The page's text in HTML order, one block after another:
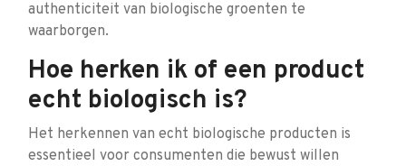
authenticiteit van biologische groenten te
waarborgen.
Hoe herken ik of een product
echt biologisch is?
Het herkennen van echt biologische producten is
essentieel voor consumenten die bewust willen